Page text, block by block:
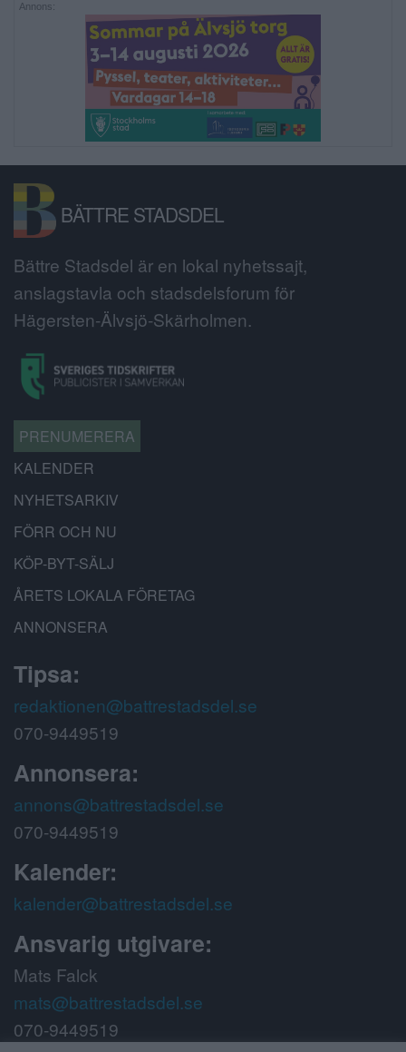
Annons:
BÄTTRE STADSDEL
Bättre Stadsdel är en lokal nyhetssajt,
anslagstavla och stadsdelsforum för
Hägersten-Älvsjö-Skärholmen.
PRENUMERERA
KALENDER
NYHETSARKIV
FÖRR OCH NU
KÖP-BYT-SÄLJ
ÅRETS LOKALA FÖRETAG
ANNONSERA
Tipsa:
redaktionen@battrestadsdel.se
070-9449519
Annonsera:
annons@battrestadsdel.se
070-9449519
Kalender:
kalender@battrestadsdel.se
Ansvarig utgivare:
Mats Falck
mats@battrestadsdel.se
070-9449519